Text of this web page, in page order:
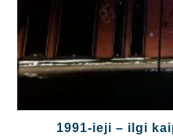
1991-ieji – ilgi